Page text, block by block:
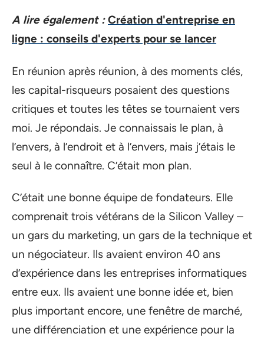
A lire également : Création d'entreprise en
ligne : conseils d'experts pour se lancer
En réunion après réunion, à des moments clés,
les capital-risqueurs posaient des questions
critiques et toutes les têtes se tournaient vers
moi. Je répondais. Je connaissais le plan, à
l’envers, à l’endroit et à l’envers, mais j’étais le
seul à le connaître. C’était mon plan.
C’était une bonne équipe de fondateurs. Elle
comprenait trois vétérans de la Silicon Valley –
un gars du marketing, un gars de la technique et
un négociateur. Ils avaient environ 40 ans
d’expérience dans les entreprises informatiques
entre eux. Ils avaient une bonne idée et, bien
plus important encore, une fenêtre de marché,
une différenciation et une expérience pour la